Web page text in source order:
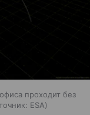
проходит без
ESA